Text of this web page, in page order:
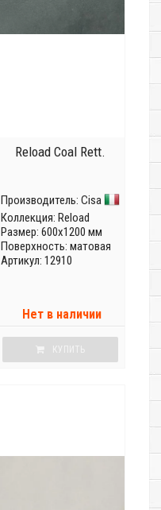
Reload Coal Rett.
Производитель: Cisa
Коллекция: Reload
Размер: 600x1200 мм
Поверхность: матовая
Артикул: 12910
Нет в наличии
КУПИТЬ